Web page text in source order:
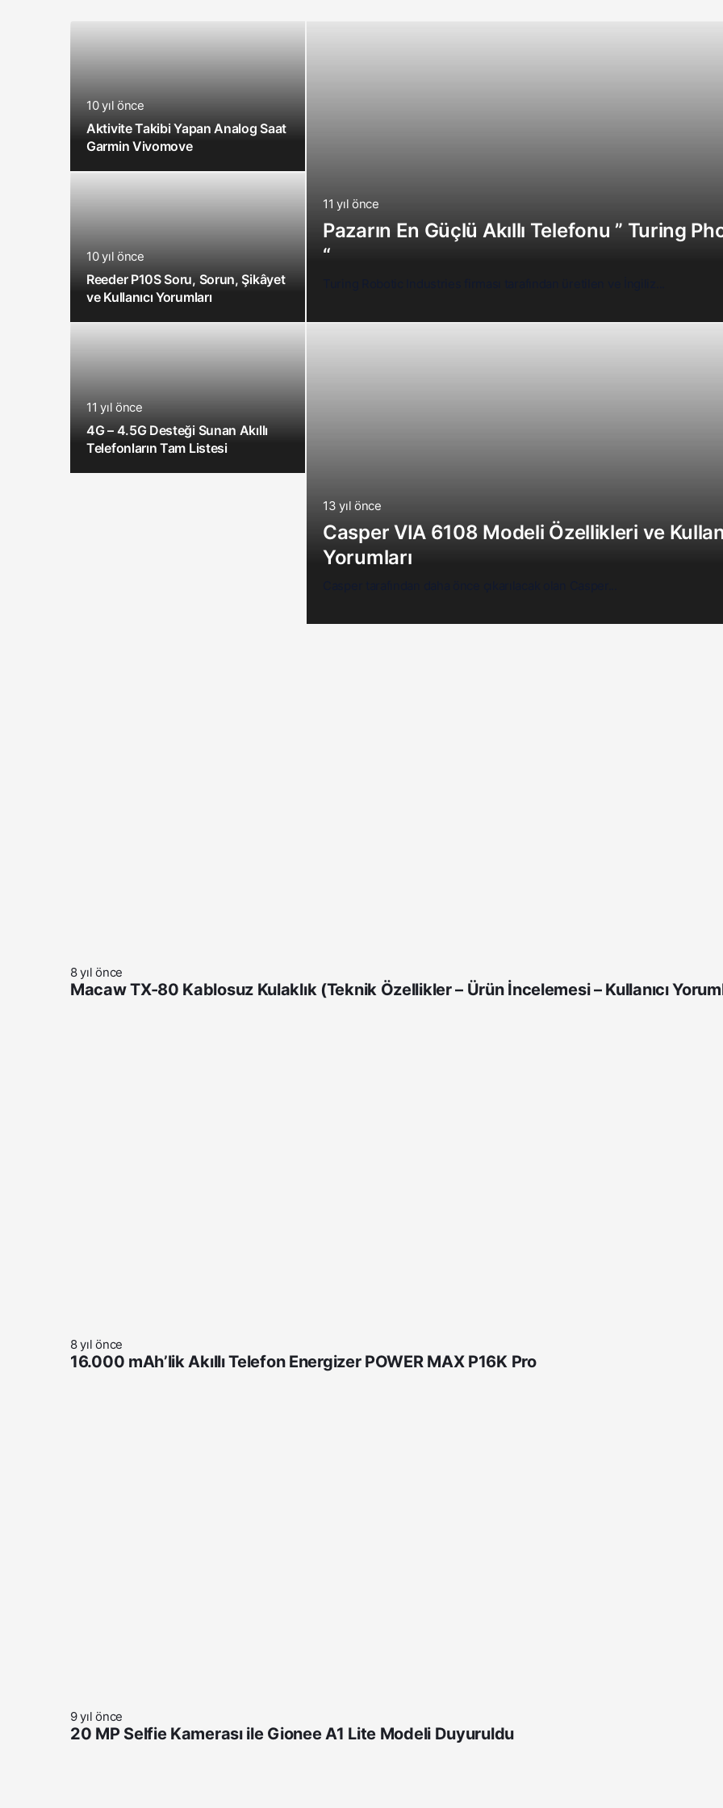
11 yıl önce
Pazarın En Güçlü Akıllı Telefonu ” Turing
“
10 yıl önce
Aktivite Takibi Yapan Analog Saat
Garmin Vivomove
10 yıl önce
Reeder P10S Soru, Sorun, Şikâyet
ve Kullanıcı Yorumları
13 yıl önce
Casper VIA 6108 Modeli Özellikleri ve
Yorumları
11 yıl önce
4G – 4.5G Desteği Sunan Akıllı
Telefonların Tam Listesi
8 yıl önce
Macaw TX-80 Kablosuz Kulaklık (Teknik Özellikler – Ürün İncelemesi – Kullanıcı
8 yıl önce
16.000 mAh’lik Akıllı Telefon Energizer POWER MAX P16K Pro
9 yıl önce
20 MP Selfie Kamerası ile Gionee A1 Lite Modeli Duyuruldu